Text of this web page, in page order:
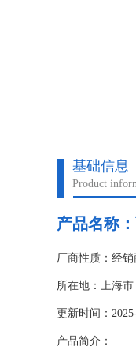
基础信息
Product
产品名称：
厂商性质：经销
所在地：上海市
更新时间：
产品简介：